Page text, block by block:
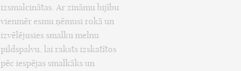
izsmalcinātas. Ar zināmu bijību
vienmēr esmu ņēmusi rokā un
izvēlējusies smalku melnu
pildspalvu, lai raksts izskatītos
pēc iespējas smalkāks un